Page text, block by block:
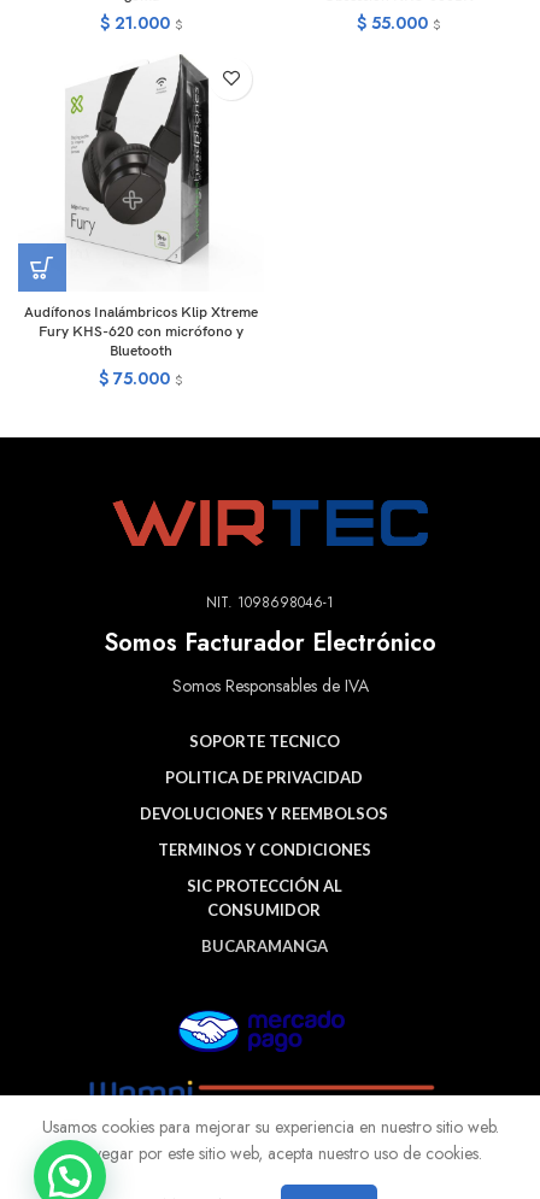
$21.000 $ $ 55.000 $
Audífonos Inalámbricos Klip Xtreme
Fury KHS-620 con micrófono y
Bluetooth
$ 75.000 $
NIT. 1098698046-1
Somos Facturador Electrónico
Somos Responsables de IVA
SOPORTE TECNICO
POLITICA DE PRIVACIDAD
DEVOLUCIONES Y REEMBOLSOS
TERMINOS Y CONDICIONES
SIC PROTECCIÓN AL
CONSUMIDOR
BUCARAMANGA
Usamos cookies para mejorar su experiencia en nuestro sitio web.
Al navegar por este sitio web, acepta nuestro uso de cookies.